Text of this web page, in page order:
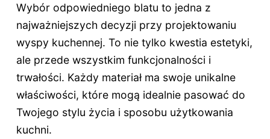
Wybór odpowiedniego blatu to jedna z
najważniejszych decyzji przy projektowaniu
wyspy kuchennej. To nie tylko kwestia estetyki,
ale przede wszystkim funkcjonalności i
trwałości. Każdy materiał ma swoje unikalne
właściwości, które mogą idealnie pasować do
Twojego stylu życia i sposobu użytkowania
kuchni.